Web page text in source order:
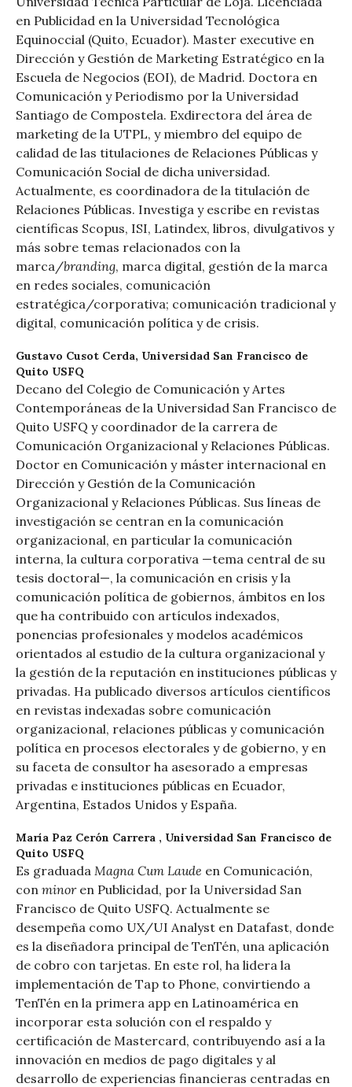
en Publicidad en la Universidad Tecnológica
Equinoccial (Quito, Ecuador). Master executive en
Dirección y Gestión de Marketing Estratégico en la
Escuela de Negocios (EOI), de Madrid. Doctora en
Comunicación y Periodismo por la Universidad
Santiago de Compostela. Exdirectora del área de
marketing de la UTPL, y miembro del equipo de
calidad de las titulaciones de Relaciones Públicas y
Comunicación Social de dicha universidad.
Actualmente, es coordinadora de la titulación de
Relaciones Públicas. Investiga y escribe en revistas
científicas Scopus, ISI, Latindex, libros, divulgativos y
más sobre temas relacionados con la
marca/branding, marca digital, gestión de la marca
en redes sociales, comunicación
estratégica/corporativa; comunicación tradicional y
digital, comunicación política y de crisis.
Gustavo Cusot Cerda, Universidad San Francisco de
Quito USFQ
Decano del Colegio de Comunicación y Artes
Contemporáneas de la Universidad San Francisco de
Quito USFQ y coordinador de la carrera de
Comunicación Organizacional y Relaciones Públicas.
Doctor en Comunicación y máster internacional en
Dirección y Gestión de la Comunicación
Organizacional y Relaciones Públicas. Sus líneas de
investigación se centran en la comunicación
organizacional, en particular la comunicación
interna, la cultura corporativa —tema central de su
tesis doctoral—, la comunicación en crisis y la
comunicación política de gobiernos, ámbitos en los
que ha contribuido con artículos indexados,
ponencias profesionales y modelos académicos
orientados al estudio de la cultura organizacional y
la gestión de la reputación en instituciones públicas y
privadas. Ha publicado diversos artículos científicos
en revistas indexadas sobre comunicación
organizacional, relaciones públicas y comunicación
política en procesos electorales y de gobierno, y en
su faceta de consultor ha asesorado a empresas
privadas e instituciones públicas en Ecuador,
Argentina, Estados Unidos y España.
María Paz Cerón Carrera , Universidad San Francisco de
Quito USFQ
Es graduada Magna Cum Laude en Comunicación,
con minor en Publicidad, por la Universidad San
Francisco de Quito USFQ. Actualmente se
desempeña como UX/UI Analyst en Datafast, donde
es la diseñadora principal de TenTén, una aplicación
de cobro con tarjetas. En este rol, ha lidera la
implementación de Tap to Phone, convirtiendo a
TenTén en la primera app en Latinoamérica en
incorporar esta solución con el respaldo y
certificación de Mastercard, contribuyendo así a la
innovación en medios de pago digitales y al
desarrollo de experiencias financieras centradas en